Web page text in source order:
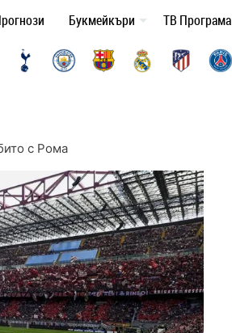
Букмейкъри ТВ Програма
с Рома